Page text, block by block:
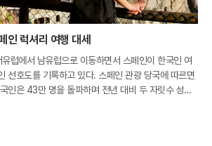
인 럭셔리 여행 대세
럽에서 남유럽으로 이동하면서 스페인이 한국인 여
선호도를 기록하고 있다. 스페인 관광 당국에 따르면
인은 43만 명을 돌파하며 전년 대비 두 자릿수 성장